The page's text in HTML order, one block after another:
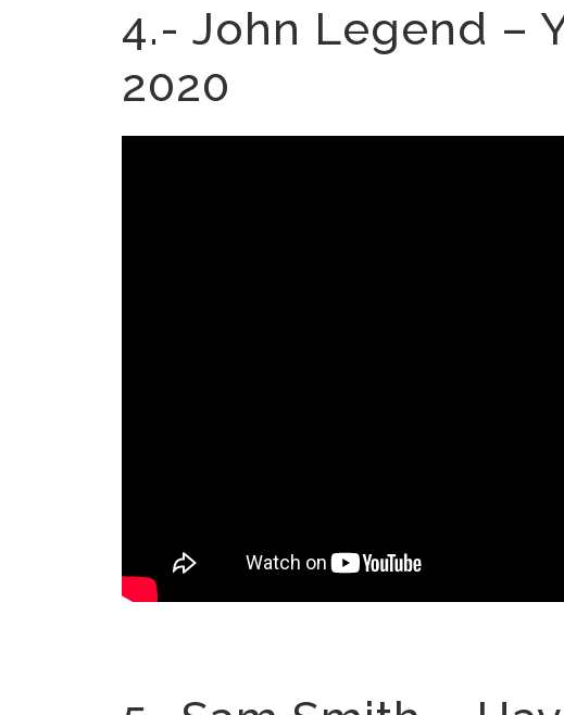
4.- John Legend –
2020